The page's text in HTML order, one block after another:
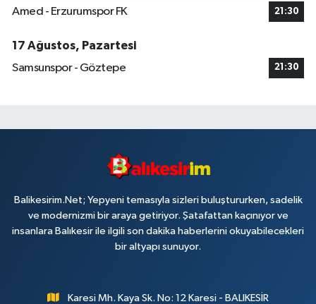
Amed - Erzurumspor FK 21:30
17 Ağustos, Pazartesi
Samsunspor - Göztepe
21:30
Balikesirim.Net; Yepyeni temasıyla sizleri buluştururken, sadelik
ve modernizmi bir araya getiriyor. Şatafattan kaçınıyor ve
insanlara Balıkesir ile ilgili son dakika haberlerini okuyabilecekleri
bir altyapı sunuyor.
Karesi Mh. Kaya Sk. No: 12 Karesi - BALIKESİR